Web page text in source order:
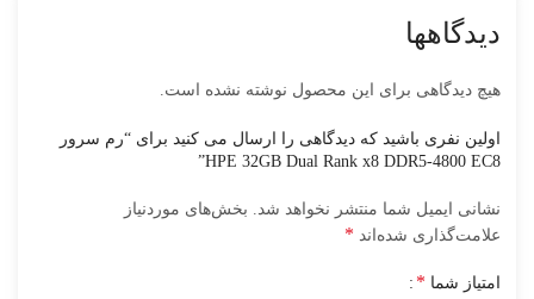
دیدگاهها
هیچ دیدگاهی برای این محصول نوشته نشده است.
اولین نفری باشید که دیدگاهی را ارسال می کنید برای “رم سرور
HPE 32GB Dual Rank x8 DDR5-4800 EC8”
نشانی ایمیل شما منتشر نخواهد شد.
بخش‌های موردنیاز
علامت‌گذاری شده‌اند *
امتیاز شما *